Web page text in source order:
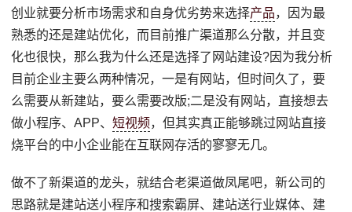
创业就要分析市场需求和自身优劣势来选择产品，因为最
熟悉的还是建站优化，而目前推广渠道那么分散，并且变
化也很快，那么我为什么还是选择了网站建设?因为我分析
目前企业主要么两种情况，一是有网站，但时间久了，要
么需要从新建站，要么需要改版;二是没有网站，直接想去
做小程序、APP、短视频，但其实真正能够跳过网站直接
烧平台的中小企业能在互联网存活的寥寥无几。
做不了新渠道的龙头，就结合老渠道做凤尾吧，新公司的
思路就是建站送小程序和搜索霸屏、建站送行业媒体、建